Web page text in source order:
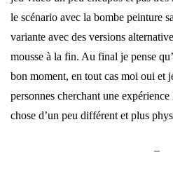
le scénario avec la bombe peinture
variante avec des versions
mousse à la fin. Au final je pense
bon moment, en tout cas moi oui et
personnes cherchant une
chose d’un peu différent et plus
–